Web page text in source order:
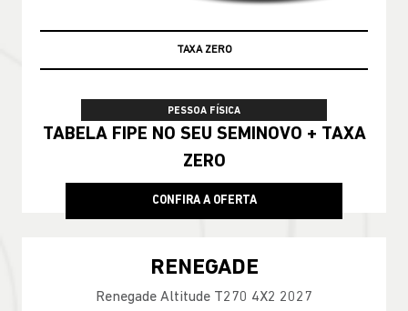
TAXA ZERO
PESSOA FÍSICA
TABELA FIPE NO SEU SEMINOVO + TAXA
ZERO
CONFIRA A OFERTA
RENEGADE
Renegade Altitude T270 4X2 2027